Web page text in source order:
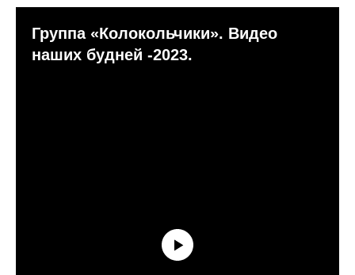
Группа «Колокольчики». Видео
наших будней -2023.